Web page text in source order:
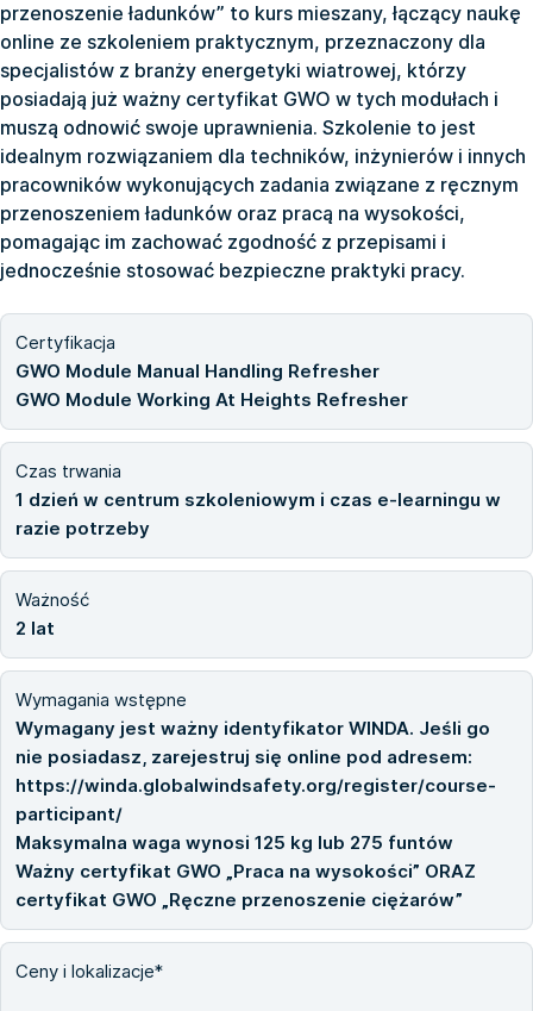
przenoszenie ładunków” to kurs mieszany, łączący naukę
online ze szkoleniem praktycznym, przeznaczony dla
specjalistów z branży energetyki wiatrowej, którzy
posiadają już ważny certyfikat GWO w tych modułach i
muszą odnowić swoje uprawnienia. Szkolenie to jest
idealnym rozwiązaniem dla techników, inżynierów i innych
pracowników wykonujących zadania związane z ręcznym
przenoszeniem ładunków oraz pracą na wysokości,
pomagając im zachować zgodność z przepisami i
jednocześnie stosować bezpieczne praktyki pracy.
Certyfikacja
GWO Module Manual Handling Refresher
GWO Module Working At Heights Refresher
Czas trwania
1 dzień w centrum szkoleniowym i czas e-learningu w
razie potrzeby
Ważność
2 lat
Wymagania wstępne
Wymagany jest ważny identyfikator WINDA. Jeśli go
nie posiadasz, zarejestruj się online pod adresem:
https://winda.globalwindsafety.org/register/course-
participant/
Maksymalna waga wynosi 125 kg lub 275 funtów
Ważny certyfikat GWO „Praca na wysokości” ORAZ
certyfikat GWO „Ręczne przenoszenie ciężarów”
Ceny i lokalizacje*